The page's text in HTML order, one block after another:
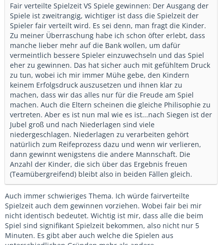
Fair verteilte Spielzeit VS Spiele gewinnen: Der Ausgang der
Spiele ist zweitrangig, wichtiger ist dass die Spielzeit der
Spieler fair verteilt wird. Es sei denn, man fragt die Kinder.
Zu meiner Überraschung habe ich schon öfter erlebt, dass
manche lieber mehr auf die Bank wollen, um dafür
vermeintlich bessere Spieler einzuwechseln und das Spiel
eher zu gewinnen. Das hat sicher auch mit gefühltem Druck
zu tun, wobei ich mir immer Mühe gebe, den Kindern
keinem Erfolgsdruck auszusetzen und ihnen klar zu
machen, dass wir das alles nur für die Freude am Spiel
machen. Auch die Eltern scheinen die gleiche Philisophie zu
vertreten. Aber es ist nun mal wie es ist...nach Siegen ist der
Jubel groß und nach Niederlagen sind viele
niedergeschlagen. Niederlagen zu verarbeiten gehört
natürlich zum Reifeprozess dazu und wenn wir verlieren,
dann gewinnt wenigstens die andere Mannschaft. Die
Anzahl der Kinder, die sich über das Ergebnis freuen
(Teamübergreifend) bleibt also in beiden Fällen gleich.
Auch immer schwieriges Thema. Ich würde fairverteilte
Spielzeit auch dem gewinnen vorziehen. Wobei fair bei mir
nicht identisch bedeutet. Wichtig ist mir, dass alle die beim
Spiel sind signifikant Spielzeit bekommen, also nicht nur 5
Minuten. Es gibt aber auch welche die Spielen aus